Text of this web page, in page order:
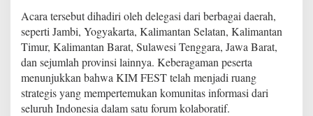
a
i
h
P
e
n
g
h
Acara tersebut dihadiri oleh delegasi dari berbagai daerah,
seperti Jambi, Yogyakarta, Kalimantan Selatan, Kalimantan
Timur, Kalimantan Barat, Sulawesi Tenggara, Jawa Barat,
dan sejumlah provinsi lainnya. Keberagaman peserta
menunjukkan bahwa KIM FEST telah menjadi ruang
strategis yang mempertemukan komunitas informasi dari
seluruh Indonesia dalam satu forum kolaboratif.